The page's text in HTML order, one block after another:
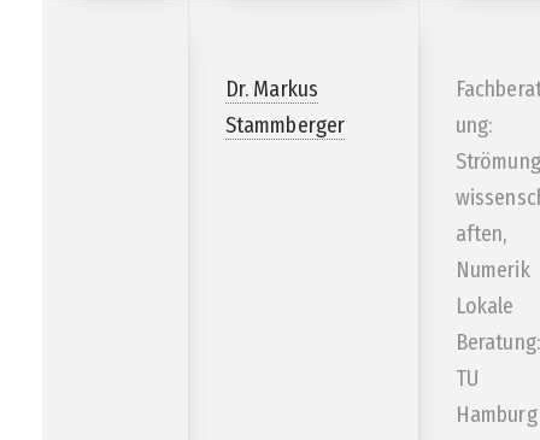
Dr. Markus
Stammberger
ung:
aften,
Numerik
Lokale
Beratung:
TU
Hamburg